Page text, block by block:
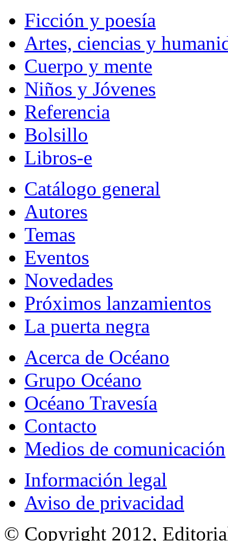
Ficción y poesía
Artes, ciencias y
Cuerpo y mente
Niños y Jóvenes
Referencia
Bolsillo
Libros-e
Catálogo general
Autores
Temas
Eventos
Novedades
Próximos lanzamientos
La puerta negra
Acerca de Océano
Grupo Océano
Océano Travesía
Contacto
Medios de comunicación
Información legal
Aviso de privacidad
© Copyright 2012,